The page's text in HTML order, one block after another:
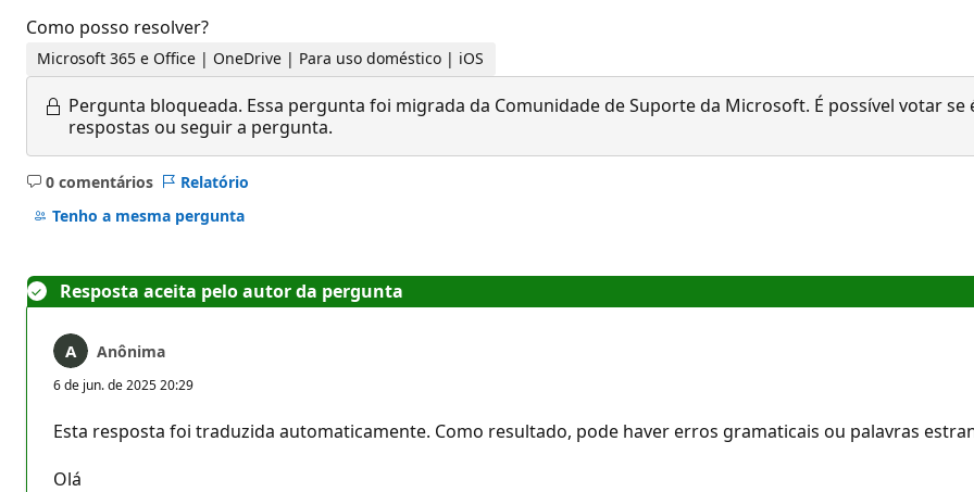
Como posso resolver?
Microsoft 365 e Office | OneDrive | Para uso doméstico | iOS
Pergunta bloqueada. Essa pergunta foi migrada da Comunidade de Suporte da Microsoft. É possível votar
respostas ou seguir a pergunta.
0 comentários
Sem
comentários
Relatório
Tenho a mesma pergunta
Resposta aceita pelo autor da pergunta
Anônima
6 de jun. de 2025 20:29
Esta resposta foi traduzida automaticamente. Como resultado, pode haver erros gramaticais ou palavras
Olá